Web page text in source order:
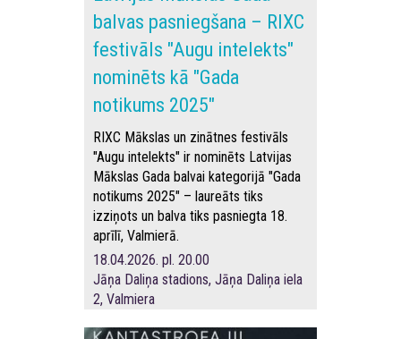
balvas pasniegšana – RIXC
festivāls "Augu intelekts"
nominēts kā "Gada
notikums 2025"
RIXC Mākslas un zinātnes festivāls
"Augu intelekts" ir nominēts Latvijas
Mākslas Gada balvai kategorijā "Gada
notikums 2025" – laureāts tiks
izziņots un balva tiks pasniegta 18.
aprīlī, Valmierā.
18.04.2026. pl. 20.00
Jāņa Daliņa stadions, Jāņa Daliņa iela
2, Valmiera